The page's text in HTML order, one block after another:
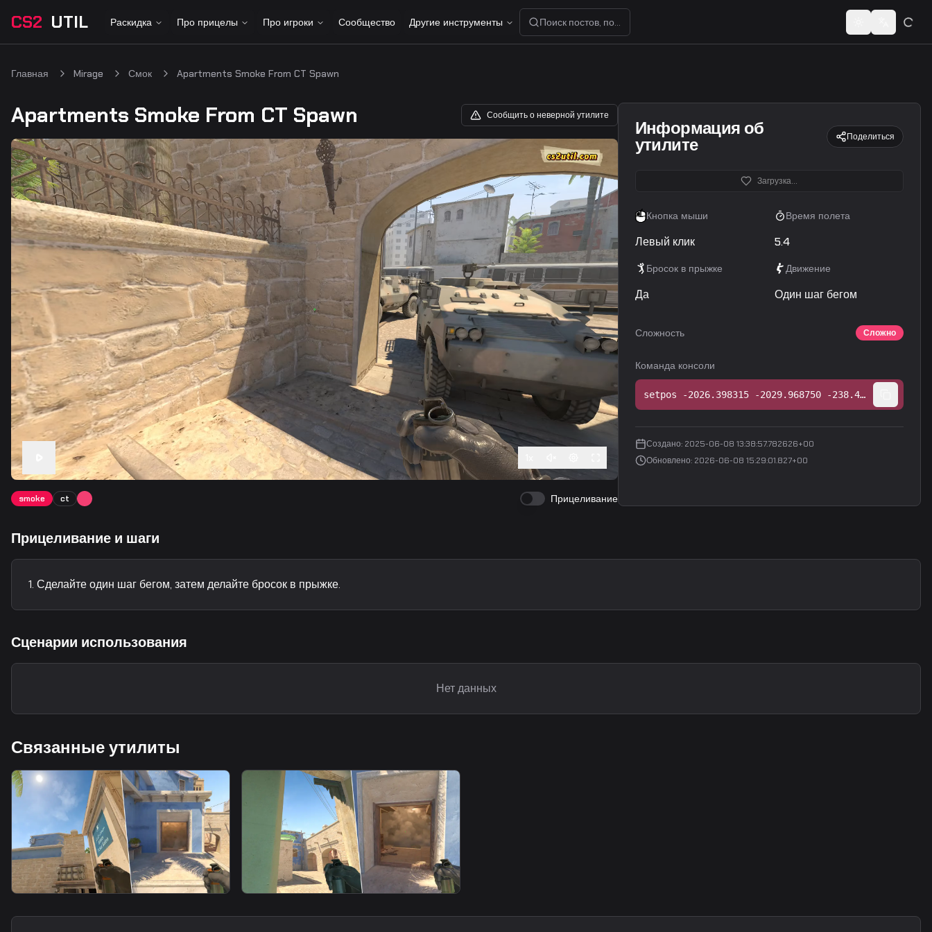
CS2 UTIL Раскидка Про прицелы Про игроки Сообщество Другие инструменты Поиск постов, пользователей или кодов шеринга... Toggle theme
Switch
Главная Mirage Смок Apartments Smoke From CT Spawn
Apartments Smoke From CT Spawn Сообщить о неверной утилите
smoke ct Прицеливание
Информация об
утилите Поделиться
Загрузка...
Кнопка мыши
Левый клик
Время полета
5.4
Бросок в прыжке
Да
Движение
Один шаг бегом
Сложность Сложно
Команда консоли
setpos -2026.398315 -2029.968750 -238.452606;setang -20.569023 84.221909 0.000000
Создано: 2025-06-08 13:38:57.782626+00
Обновлено: 2026-06-08 15:29:01.827+00
Прицеливание и шаги
Сделайте один шаг бегом, затем делайте бросок в прыжке.
Сценарии использования
Нет данных
Связанные утилиты